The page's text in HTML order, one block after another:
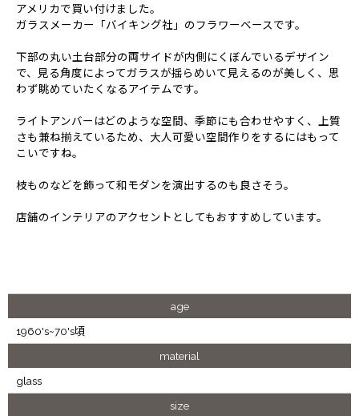
アメリカで買い付けました。
ガラスメーカー「バイキング社」のフラワーベースです。
下部の丸い土台部分の両サイドが内側にくぼんでいるデザイン
で、見る角度によってガラスが揺らめいて見えるのが美しく、思
わず眺めていたくなるアイテムです。
ライトアンバーはどのような空間、季節にも合わせやすく、上質
さも兼ね揃えているため、大人可愛い空間作りをするにはもって
こいですね。
枝ものなどを飾って和モダンを演出するのも良さそう。
店舗のインテリアのアクセントとしてもおすすめしています。
age
1960's~70's頃
material
glass
size